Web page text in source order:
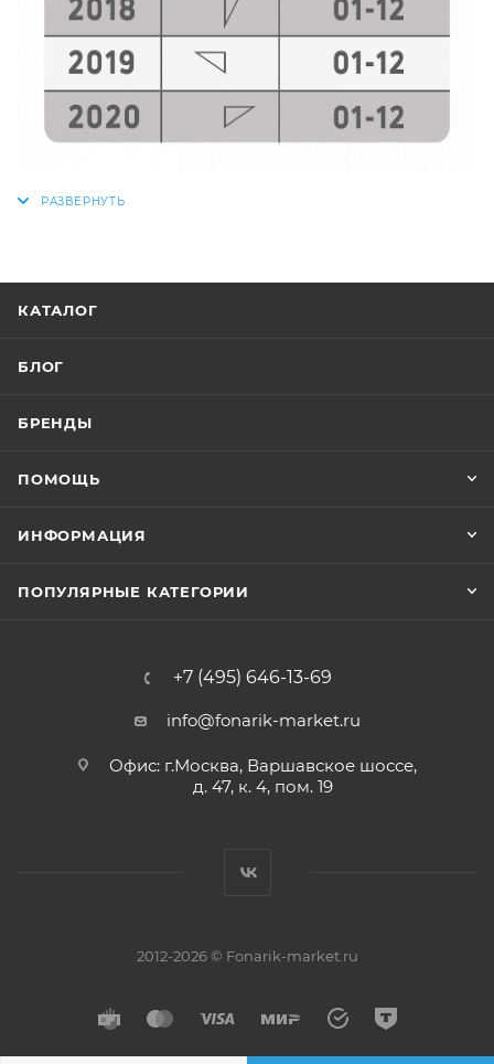
КАТАЛОГ
БЛОГ
БРЕНДЫ
ПОМОЩЬ
ИНФОРМАЦИЯ
ПОПУЛЯРНЫЕ КАТЕГОРИИ
+7 (495) 646-13-69
info@fonarik-market.ru
Офис: г.Москва, Варшавское шоссе,
д. 47, к. 4, пом. 19
2012-2026 © Fonarik-market.ru